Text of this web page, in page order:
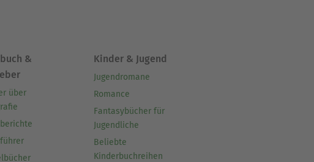
&
über
Kinder & Jugend
Jugendromane
Romance
Fantasybücher für
Jugendliche
Beliebte
Kinderbuchreihen